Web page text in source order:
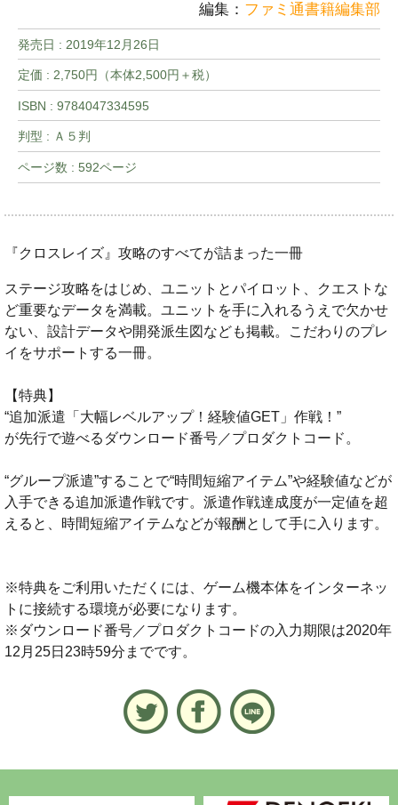
編集： ファミ通書籍編集部
発売日 : 2019年12月26日
定価 : 2,750円（本体2,500円＋税）
ISBN : 9784047334595
判型 : Ａ５判
ページ数 : 592ページ
『クロスレイズ』攻略のすべてが詰まった一冊
ステージ攻略をはじめ、ユニットとパイロット、クエストな
ど重要なデータを満載。ユニットを手に入れるうえで欠かせ
ない、設計データや開発派生図なども掲載。こだわりのプレ
イをサポートする一冊。
【特典】
“追加派遣「大幅レベルアップ！経験値GET」作戦！”
が先行で遊べるダウンロード番号／プロダクトコード。
“グループ派遣”することで“時間短縮アイテム”や経験値などが
入手できる追加派遣作戦です。派遣作戦達成度が一定値を超
えると、時間短縮アイテムなどが報酬として手に入ります。
※特典をご利用いただくには、ゲーム機本体をインターネッ
トに接続する環境が必要になります。
※ダウンロード番号／プロダクトコードの入力期限は2020年
12月25日23時59分までです。